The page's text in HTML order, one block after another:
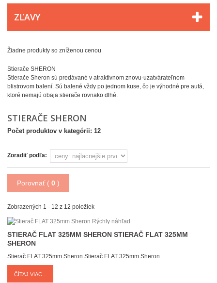
ZĽAVY
Žiadne produkty so zníženou cenou
Stierače SHERON
Stierače Sheron sú predávané v atraktívnom znovu-uzatvárateľnom
blistrovom balení. Sú balené vždy po jednom kuse, čo je výhodné pre autá,
ktoré nemajú obaja stierače rovnako dlhé.
STIERAČE SHERON
Počet produktov v kategórii: 12
Zoradiť podľa:
Porovnať ( 0 )
Zobrazených 1 - 12 z 12 položiek
Rýchly náhľad
STIERAČ FLAT 325MM SHERON STIERAČ FLAT 325MM
SHERON
Stierač FLAT 325mm Sheron Stierač FLAT 325mm Sheron
ČÍTAJ VIAC...